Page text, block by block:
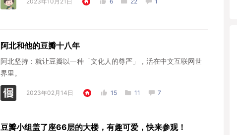
阿北和他的豆瓣十八年​
阿北坚持：就让豆瓣以一种「文化人的尊严」，活在中文互联网世
界里。
2023年02月14日 15 11 7
豆瓣小组盖了座66层的大楼，有趣可爱，快来参观！